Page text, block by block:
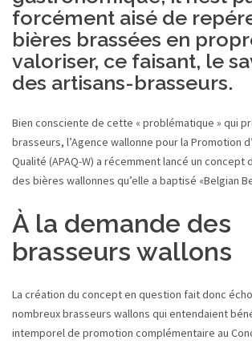
forcément aisé de
bières brassées en
valoriser, ce faisant, le
des artisans-brasseurs.
Bien consciente de cette « problématique » qui
brasseurs, l’Agence wallonne pour la Promotion
Qualité (APAQ-W) a récemment lancé un concept
des bières wallonnes qu’elle a baptisé «Belgian
À la demande des
brasseurs wallons
La création du concept en question fait donc
nombreux brasseurs wallons qui entendaient
intemporel de promotion complémentaire au